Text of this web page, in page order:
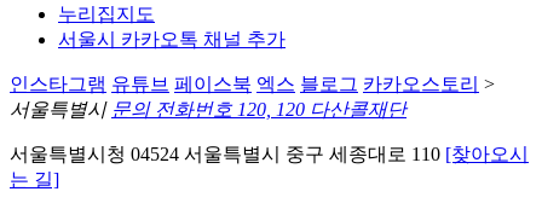
누리집지도
서울시 카카오톡 채널 추가
인스타그램 유튜브 페이스북 엑스 블로그 카카오스토리 >
서울특별시 문의 전화번호 120, 120 다산콜재단
서울특별시청 04524 서울특별시 중구 세종대로 110 [찾아오시
는 길]